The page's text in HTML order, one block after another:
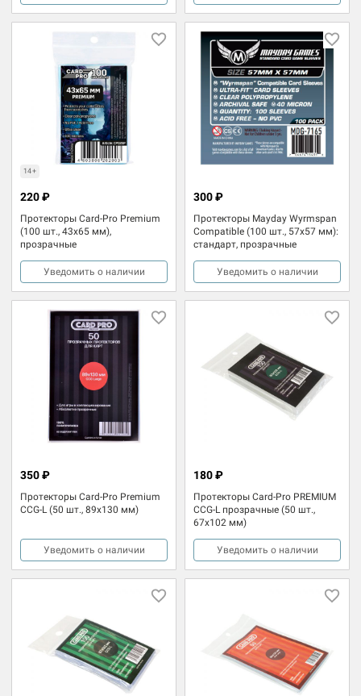
14+
Протекторы Card-Pro Premium
(100 шт., 43x65 мм),
прозрачные
220 ₽
Уведомить о наличии
Протекторы Mayday Wyrmspan
Compatible (100 шт., 57x57 мм):
стандарт, прозрачные
300 ₽
Уведомить о наличии
Протекторы Card-Pro Premium
CCG-L (50 шт., 89x130 мм)
350 ₽
Уведомить о наличии
Протекторы Card-Pro PREMIUM
CCG-L прозрачные (50 шт.,
67x102 мм)
180 ₽
Уведомить о наличии